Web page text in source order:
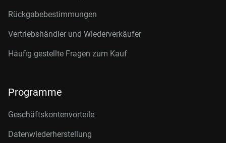
Rückgabebestimmungen
Vertriebshändler und Wiederverkäufer
Häufig gestellte Fragen zum Kauf
Programme
Geschäftskontenvorteile
Datenwiederherstellung